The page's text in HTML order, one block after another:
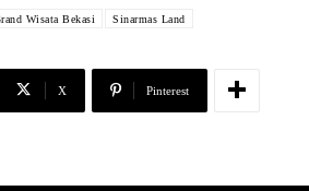
Wisata Bekasi Sinarmas Land
X Pinterest